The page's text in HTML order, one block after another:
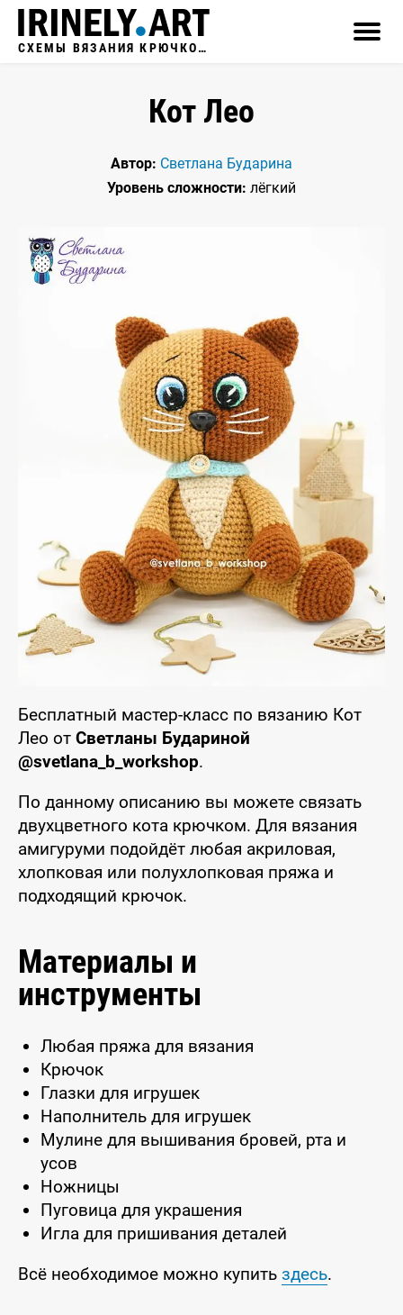
СХЕМЫ ВЯЗАНИЯ КРЮЧКОМ
Кот Лео
Автор: Светлана Бударина
Уровень сложности: лёгкий
Бесплатный мастер-класс по вязанию Кот
Лео от Светланы Будариной
@svetlana_b_workshop.
По данному описанию вы можете связать
двухцветного кота крючком. Для вязания
амигуруми подойдёт любая акриловая,
хлопковая или полухлопковая пряжа и
подходящий крючок.
Материалы и
инструменты
Любая пряжа для вязания
Крючок
Глазки для игрушек
Наполнитель для игрушек
Мулине для вышивания бровей, рта и
усов
Ножницы
Пуговица для украшения
Игла для пришивания деталей
Всё необходимое можно купить здесь.